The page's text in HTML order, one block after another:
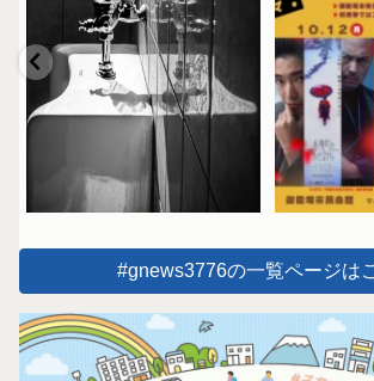
#gnews3776の一覧ページは